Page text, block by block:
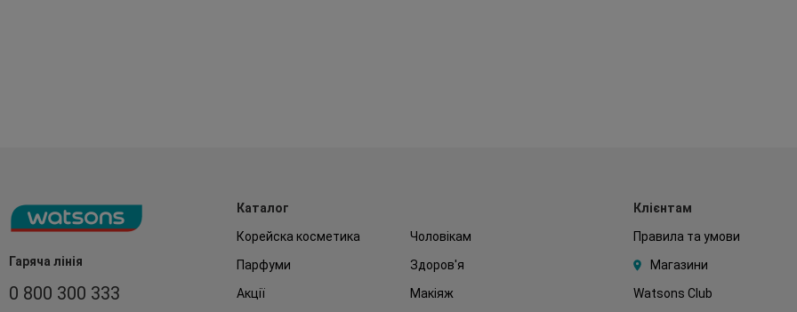
Гаряча лінія
0 800 300 333
Каталог
Корейска косметика
Чоловікам
Парфуми
Здоров'я
Акції
Макіяж
Клієнтам
Правила та умови
Магазини
Watsons Club